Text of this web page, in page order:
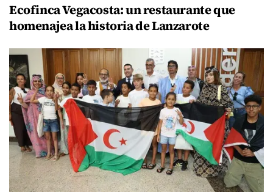
Ecofinca Vegacosta: un restaurante que
homenajea la historia de Lanzarote